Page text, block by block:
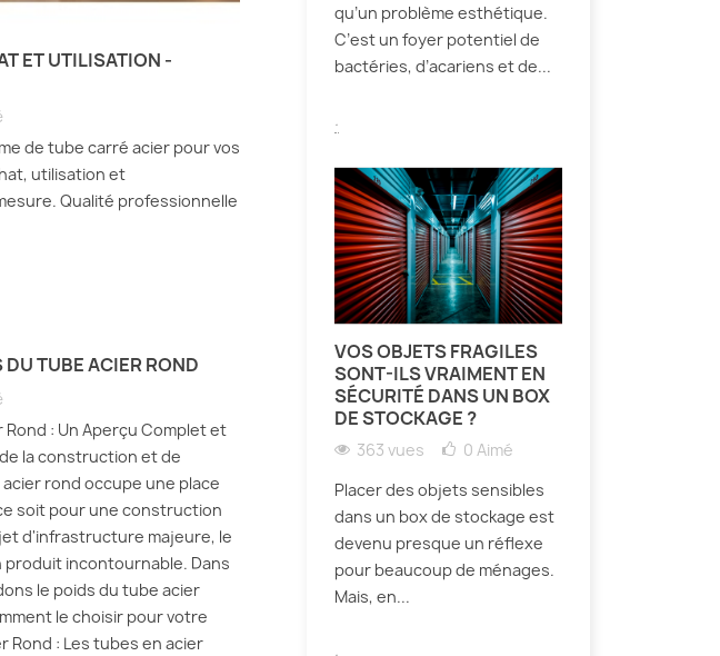
ET UTILISATION -
de tube carré acier pour vos
utilisation et
Qualité professionnelle
TUBE ACIER ROND
Rond : Un Aperçu Complet et
la construction et de
rond occupe une place
soit pour une construction
d'infrastructure majeure, le
incontournable. Dans
le poids du tube acier
le choisir pour votre
Rond : Les tubes en acier
qu’un problème esthétique.
C’est un foyer potentiel de
bactéries, d’acariens et de...
VOS OBJETS FRAGILES
SONT-ILS VRAIMENT EN
SÉCURITÉ DANS UN BOX
DE STOCKAGE ?
363 vues 0 Aimé
Placer des objets sensibles
dans un box de stockage est
devenu presque un réflexe
pour beaucoup de ménages.
Mais, en...